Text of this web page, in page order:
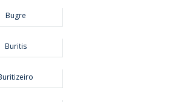
Bugre
Buritis